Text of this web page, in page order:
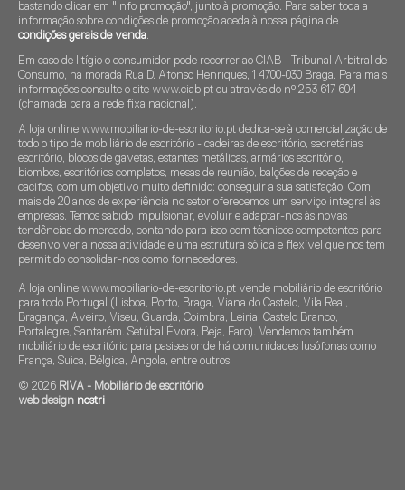
bastando clicar em "info promoção", junto à promoção. Para saber toda a
informação sobre condições de promoção aceda à nossa página de
condições gerais de venda.
Em caso de litígio o consumidor pode recorrer ao CIAB - Tribunal Arbitral de
Consumo, na morada Rua D. Afonso Henriques, 1 4700-030 Braga. Para mais
informações consulte o site www.ciab.pt ou através do nº 253 617 604
(chamada para a rede fixa nacional).
A loja online www.mobiliario-de-escritorio.pt dedica-se à comercialização de
todo o tipo de mobiliário de escritório - cadeiras de escritório, secretárias
escritório, blocos de gavetas, estantes metálicas, armários escritório,
biombos, escritórios completos, mesas de reunião, balções de receção e
cacifos, com um objetivo muito definido: conseguir a sua satisfação. Com
mais de 20 anos de experiência no setor oferecemos um serviço integral às
empresas. Temos sabido impulsionar, evoluir e adaptar-nos às novas
tendências do mercado, contando para isso com técnicos competentes para
desenvolver a nossa atividade e uma estrutura sólida e flexível que nos tem
permitido consolidar-nos como fornecedores.
A loja online www.mobiliario-de-escritorio.pt vende mobiliário de escritório
para todo Portugal (Lisboa, Porto, Braga, Viana do Castelo, Vila Real,
Bragança, Aveiro, Viseu, Guarda, Coimbra, Leiria, Castelo Branco,
Portalegre, Santarém. Setúbal,Évora, Beja, Faro). Vendemos também
mobiliário de escritório para pasises onde há comunidades lusófonas como
França, Suica, Bélgica, Angola, entre outros.
© 2026 RIVA - Mobiliário de escritório
web design nostri